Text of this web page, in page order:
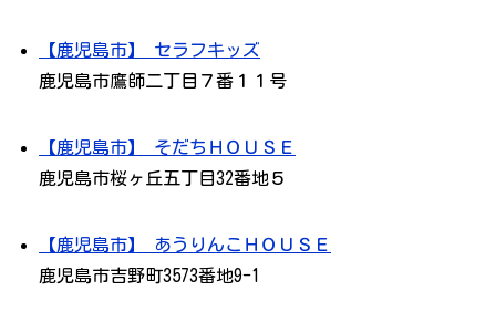
【鹿児島市】 セラフキッズ
鹿児島市鷹師二丁目７番１１号
【鹿児島市】 そだちＨＯＵＳＥ
鹿児島市桜ヶ丘五丁目32番地５
【鹿児島市】 あうりんこＨＯＵＳＥ
鹿児島市吉野町3573番地9-1